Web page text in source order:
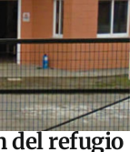
del refugio